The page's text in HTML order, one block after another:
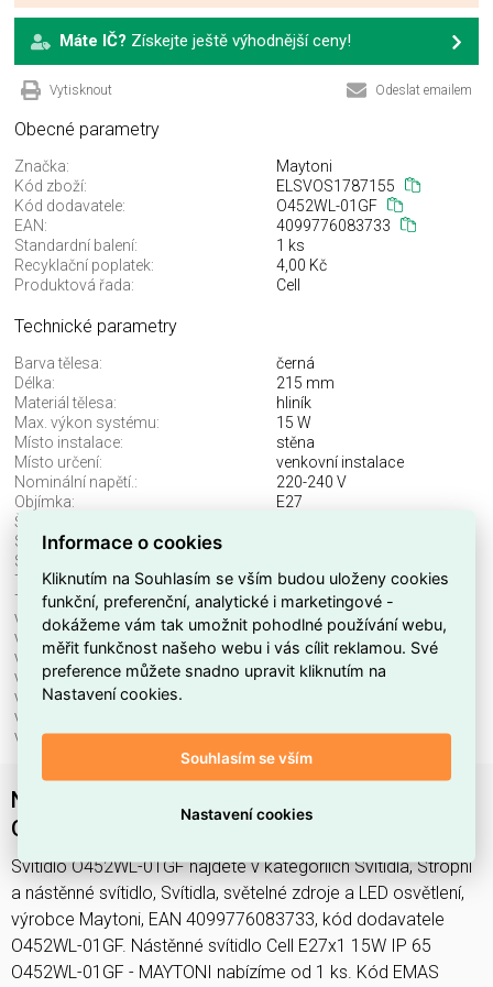
Máte IČ? Získejte ještě výhodnější ceny!
Vytisknout Odeslat emailem
Obecné parametry
Značka:
Maytoni
Kód zboží:
ELSVOS1787155
Kód dodavatele:
O452WL-01GF
EAN:
4099776083733
Standardní balení:
1 ks
Recyklační poplatek:
4,00 Kč
Produktová řada:
Cell
Technické parametry
Barva tělesa:
černá
Délka:
215 mm
Materiál tělesa:
hliník
Max. výkon systému:
15 W
Místo instalace:
stěna
Místo určení:
venkovní instalace
Nominální napětí.:
220-240 V
Objímka:
E27
Šířka:
Stmívatelné:
Stupeň krytí (IP), přední:
Třída ochrany:
I
Typ produktu:
fasádní svítidlo
Včetně svět. zdroje:
ne
Vhodné pro montáž na stěnu:
ano
Vhodné pro počet svět. zdrojů:
Vhodné pro stropní montáž:
ne
Vhodné pro venkovní použití:
Vhodné pro výkon světel. zdroje:
Výška/hloubka:
276 mm
Nástěnné svítidlo Cell E27x1 15W IP 65
O452WL-01GF - MAYTONI
Svítidlo O452WL-01GF najdete v kategoriích Svítidla, Stropní
a nástěnné svítidlo, Svítidla, světelné zdroje a LED osvětlení,
výrobce Maytoni, EAN 4099776083733, kód dodavatele
O452WL-01GF. Nástěnné svítidlo Cell E27x1 15W IP 65
O452WL-01GF - MAYTONI nabízíme od 1 ks. Kód EMAS
Informace o cookies
Kliknutím na Souhlasím se vším budou uloženy cookies
funkční, preferenční, analytické i marketingové -
dokážeme vám tak umožnit pohodlné používání webu,
měřit funkčnost našeho webu i vás cílit reklamou. Své
preference můžete snadno upravit kliknutím na
Nastavení cookies.
Souhlasím se vším
Nastavení cookies